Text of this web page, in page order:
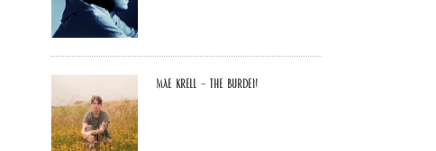
Mae Krell – the burden